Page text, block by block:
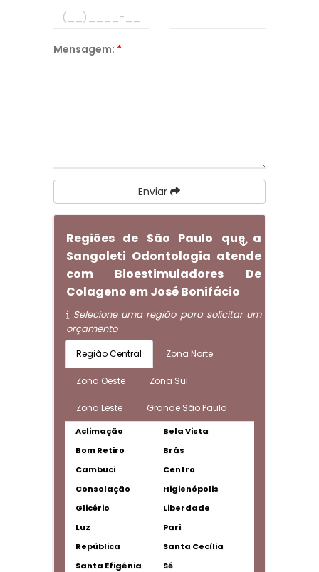
Mensagem: *
Enviar
Regiões de São Paulo que a
Sangoleti Odontologia atende
com Bioestimuladores De
Colageno em José Bonifácio
Selecione uma região para solicitar um
orçamento
Região Central Zona Norte
Zona Oeste Zona Sul
Zona Leste Grande São Paulo
Aclimação
Bela Vista
Bom Retiro
Brás
Cambuci
Centro
Consolação
Higienópolis
Glicério
Liberdade
Luz
Pari
República
Santa Cecília
Santa Efigênia
Sé